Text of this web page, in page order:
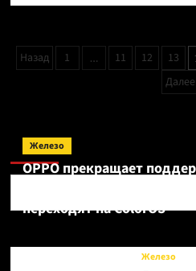
Gladiators
объявили
Пагинация
Назад 1 … 11 12 13
Далее
Поиск
Железо
OPPO прекращает
Realme UI — OnePlus и
переходят на ColorOS
Железо